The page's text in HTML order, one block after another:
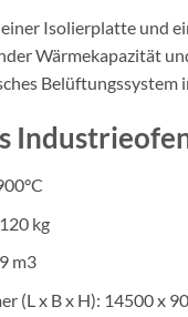
Isolierplatte und
Wärmekapazität
kg
m3
(L x B x H): 14500 x